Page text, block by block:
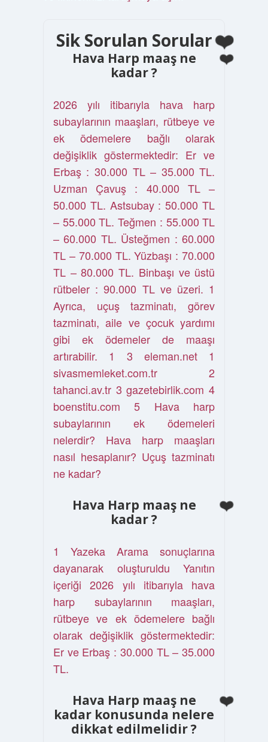
Sik Sorulan Sorular
Hava Harp maaş ne
kadar ?
2026 yılı itibarıyla hava harp
subaylarının maaşları, rütbeye ve
ek ödemelere bağlı olarak
değişiklik göstermektedir: Er ve
Erbaş : 30.000 TL – 35.000 TL.
Uzman Çavuş : 40.000 TL –
50.000 TL. Astsubay : 50.000 TL
– 55.000 TL. Teğmen : 55.000 TL
– 60.000 TL. Üsteğmen : 60.000
TL – 70.000 TL. Yüzbaşı : 70.000
TL – 80.000 TL. Binbaşı ve üstü
rütbeler : 90.000 TL ve üzeri. 1
Ayrıca, uçuş tazminatı, görev
tazminatı, aile ve çocuk yardımı
gibi ek ödemeler de maaşı
artırabilir. 1 3 eleman.net 1
sivasmemleket.com.tr 2
tahanci.av.tr 3 gazetebirlik.com 4
boenstitu.com 5 Hava harp
subaylarının ek ödemeleri
nelerdir? Hava harp maaşları
nasıl hesaplanır? Uçuş tazminatı
ne kadar?
Hava Harp maaş ne
kadar ?
1 Yazeka Arama sonuçlarına
dayanarak oluşturuldu Yanıtın
içeriği 2026 yılı itibarıyla hava
harp subaylarının maaşları,
rütbeye ve ek ödemelere bağlı
olarak değişiklik göstermektedir:
Er ve Erbaş : 30.000 TL – 35.000
TL.
Hava Harp maaş ne
kadar konusunda nelere
dikkat edilmelidir ?